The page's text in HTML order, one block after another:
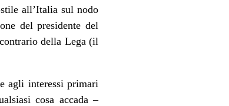
all’Italia sul nodo
del presidente del
della Lega (il
agli interessi primari
cosa accada –